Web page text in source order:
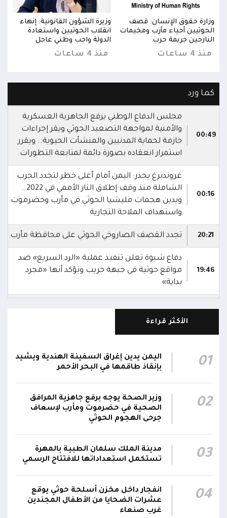
وزارة حقوق الإنسان: قصف
الحوثيين أحياء مأرب ومخيمات
النازحين جريمة حرب
منذ 4 ساعات
وزيرة الشؤون القانونية: إنهاء
انقلاب الحوثيين واستعادة
الدولة واجب وطني عاجل
منذ 4 ساعات
كما ورد
00:49
مجلس الدفاع الوطني يرفع الجاهزية العسكرية
والأمنية لمواجهة التصعيد الحوثي ويقر إجراءات
حازمة لحماية المدنيين والمنشآت الحيوية.. ويقرر
استمرار انعقاده بصورة دائمة لمتابعة التطورات
00:16
غروندبرغ يحذر: اليمن أمام أعلى خطر لتجدد الحرب
الشاملة منذ وقف إطلاق النار الأممي في 2022..
ويدين هجمات مليشيا الحوثي في مأرب وحضرموت
واستهداف الملاحة التجارية
20:21 تجدد القصف الصاروخي الحوثي على محافظة مأرب
19:46
دفاع شبوة تعلن تنفيذ عملية «الرد السريع» ضد
مواقع حوثية في جبهة حريب وتؤكد أنها «مجرد
بداية»
في حالة جاهزية عالية للتعامل مع أي تهديدات
18:26
الإعلام العسكري: قوة الانفجار والدخان المتصاعد
من الزورق يشيران إلى أنه كان مفخخًا
18:25
يتحرك بسرعة غير طبيعية باتجاه المنطقة
المحظورة المقابلة لمحطة كهرباء المخا قبل أن
تتعامل معه بالسلاح المناسب وتدمره
الإعلام العسكري للمقاومة الوطنية: قوات
المقاومة الوطنية أحبطت محاولة لاستهداف
الأكثر قراءة
01
اليمن يدين إغراق السفينة الهندية ويشيد
بإنقاذ طاقمها في البحر الأحمر
02
وزير الصحة يوجه برفع جاهزية المرافق
الصحية في حضرموت ومأرب لإسعاف
جرحى الهجوم الحوثي
03
مدينة الملك سلمان الطبية بالمهرة
تستكمل استعداداتها للافتتاح الرسمي
04
انفجار داخل مخزن أسلحة حوثي يوقع
عشرات الضحايا من الأطفال المجندين
غرب صنعاء